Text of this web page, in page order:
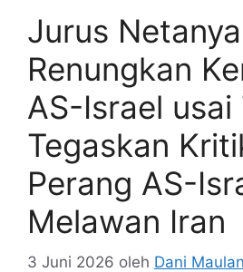
Jurus
Renungkan
AS-Israel usai
Tegaskan
Perang AS-
Melawan Iran
3 Juni 2026 oleh Dani